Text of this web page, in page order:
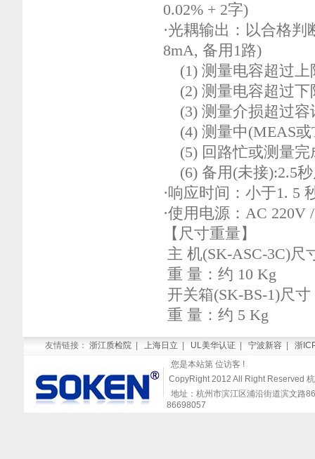
0.02% + 2字)
·光耦输出：以合格
8mA, 备用1路)
(1) 测量电容超过
(2) 测量电容超过
(3) 测量介损超过容
(4) 测量中(MEAS或
(5) 回路忙或测量完
(6) 备用(未接):2.5
·响应时间：小于1. 5
·使用电源：AC 220V
【尺寸重量】
主 机(SK-ASC-3C)尺
重 量：约 10 Kg
开关箱(SK-BS-1)尺
重 量：约 5 Kg
友情链接： 浙江质检院| 上海日立 UL美华认证| 宁波新容| 浙
您是本站第 位访客 !
CopyRight 2012 All Right Reserved
地址：杭州市滨江区浦沿街道滨文
86698057